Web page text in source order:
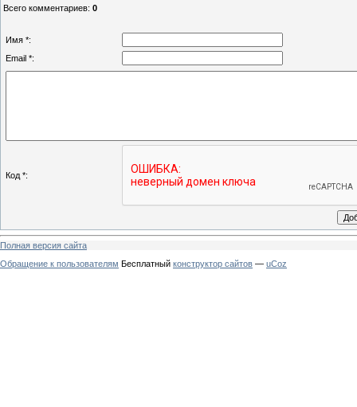
Всего комментариев: 0
Имя *:
Email *:
Код *:
Полная версия сайта
Обращение к пользователям Бесплатный конструктор сайтов — uCoz